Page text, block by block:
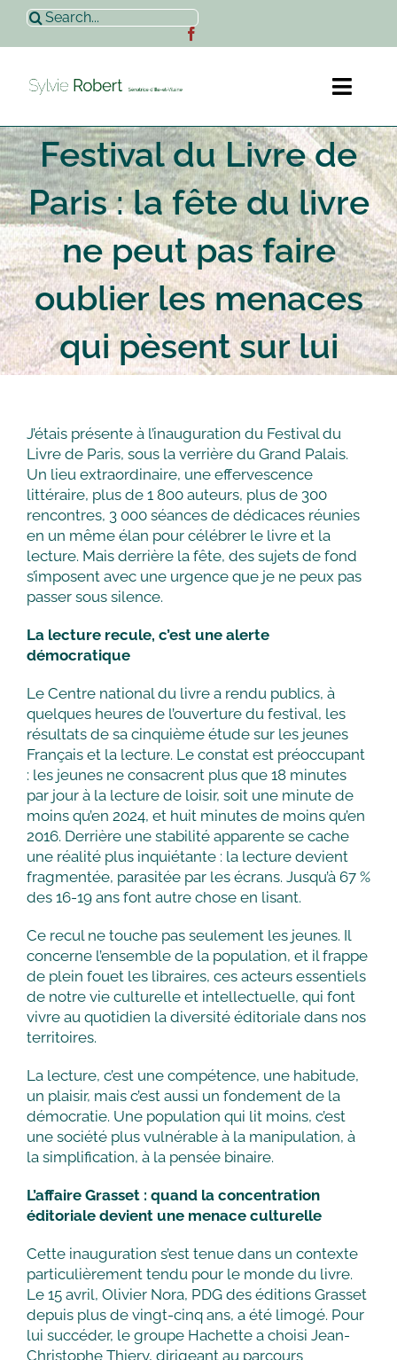
Passer
contenu
Rechercher:
Accueil
Sylvie Robert
Actualités
Contact
Festival du Livre de
Paris : la fête du livre
ne peut pas faire
oublier les menaces
qui pèsent sur lui
J’étais présente à l’inauguration du Festival du
Livre de Paris, sous la verrière du Grand Palais.
Un lieu extraordinaire, une effervescence
littéraire, plus de 1 800 auteurs, plus de 300
rencontres, 3 000 séances de dédicaces réunies
en un même élan pour célébrer le livre et la
lecture. Mais derrière la fête, des sujets de fond
s’imposent avec une urgence que je ne peux pas
passer sous silence.
La lecture recule, c’est une alerte
démocratique
Le Centre national du livre a rendu publics, à
quelques heures de l’ouverture du festival, les
résultats de sa cinquième étude sur les jeunes
Français et la lecture. Le constat est préoccupant
: les jeunes ne consacrent plus que 18 minutes
par jour à la lecture de loisir, soit une minute de
moins qu’en 2024, et huit minutes de moins qu’en
2016. Derrière une stabilité apparente se cache
une réalité plus inquiétante : la lecture devient
fragmentée, parasitée par les écrans. Jusqu’à 67 %
des 16-19 ans font autre chose en lisant.
Ce recul ne touche pas seulement les jeunes. Il
concerne l’ensemble de la population, et il frappe
de plein fouet les libraires, ces acteurs essentiels
de notre vie culturelle et intellectuelle, qui font
vivre au quotidien la diversité éditoriale dans nos
territoires.
La lecture, c’est une compétence, une habitude,
un plaisir, mais c’est aussi un fondement de la
démocratie. Une population qui lit moins, c’est
une société plus vulnérable à la manipulation, à
la simplification, à la pensée binaire.
L’affaire Grasset : quand la concentration
éditoriale devient une menace culturelle
Cette inauguration s’est tenue dans un contexte
particulièrement tendu pour le monde du livre.
Le 15 avril, Olivier Nora, PDG des éditions Grasset
depuis plus de vingt-cinq ans, a été limogé. Pour
lui succéder, le groupe Hachette a choisi Jean-
Christophe Thiery, dirigeant au parcours